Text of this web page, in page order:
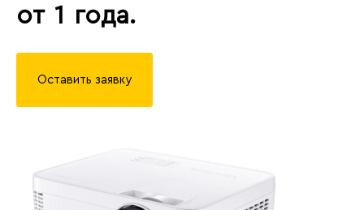
от 1 года.
Оставить заявку